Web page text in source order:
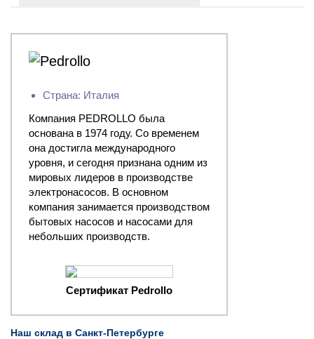
Страна: Италия
Компания PEDROLLO была
основана в 1974 году. Со временем
она достигла международного
уровня, и сегодня признана одним из
мировых лидеров в производстве
электронасосов. В основном
компания занимается производством
бытовых насосов и насосами для
небольших производств.
Сертификат Pedrollo
Наш склад в Санкт-Петербурге